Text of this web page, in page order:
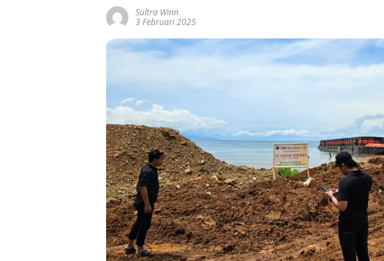
Sultra Winn
3 Februari 2025